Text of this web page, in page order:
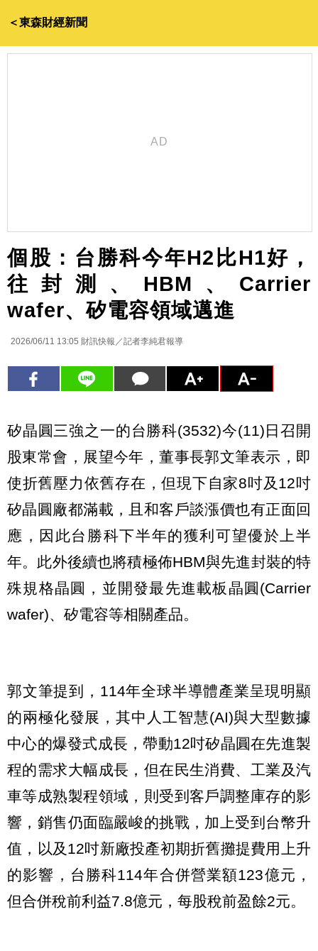
＜東森財經新聞
個股：台勝科今年H2比H1好，
往封測、HBM、Carrier
wafer、矽電容領域邁進
2026/06/11 13:05 財訊快報／記者李純君報導
矽晶圓三強之一的台勝科(3532)今(11)日召開
股東常會，展望今年，董事長郭文筆表示，即
使折舊壓力依舊存在，但現下自家8吋及12吋
矽晶圓廠都滿載，且和客戶談漲價也有正面回
應，因此台勝科下半年的獲利可望優於上半
年。此外後續也將積極佈HBM與先進封裝的特
殊規格晶圓，並開發最先進載板晶圓(Carrier
wafer)、矽電容等相關產品。
郭文筆提到，114年全球半導體產業呈現明顯
的兩極化發展，其中人工智慧(AI)與大型數據
中心的爆發式成長，帶動12吋矽晶圓在先進製
程的需求大幅成長，但在民生消費、工業及汽
車等成熟製程領域，則受到客戶調整庫存的影
響，銷售仍面臨嚴峻的挑戰，加上受到台幣升
值，以及12吋新廠投產初期折舊攤提費用上升
的影響，台勝科114年合併營業額123億元，
但合併稅前利益7.8億元，每股稅前盈餘2元。